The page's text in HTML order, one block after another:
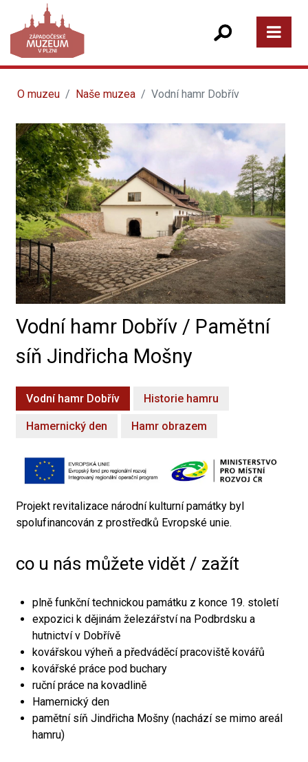
O muzeu Naše muzea Vodní hamr Dobřív
Vodní hamr Dobřív / Pamětní
síň Jindřicha Mošny
Vodní hamr Dobřív Historie hamru
Hamernický den Hamr obrazem
Projekt revitalizace národní kulturní památky byl
spolufinancován z prostředků Evropské unie.
co u nás můžete vidět / zažít
plně funkční technickou památku z konce 19. století
expozici k dějinám železářství na Podbrdsku a
hutnictví v Dobřívě
kovářskou výheň a předváděcí pracoviště kovářů
kovářské práce pod buchary
ruční práce na kovadlině
Hamernický den
pamětní síň Jindřicha Mošny (nachází se mimo areál
hamru)